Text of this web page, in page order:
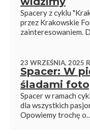
Spacery z cyklu
przez Krakowskie
zainteresowaniem.
23 WRZEŚNIA, 2025
Spacer: W
śladami
Spacer w ramach
dla wszystkich
Opowiemy trochę